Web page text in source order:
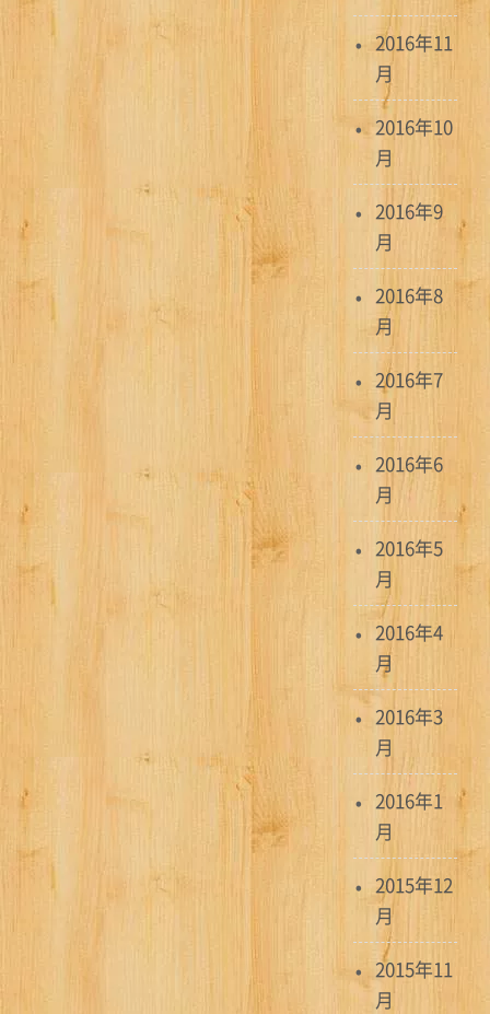
2016年11
月
2016年10
月
2016年9
月
2016年8
月
2016年7
月
2016年6
月
2016年5
月
2016年4
月
2016年3
月
2016年1
月
2015年12
月
2015年11
月